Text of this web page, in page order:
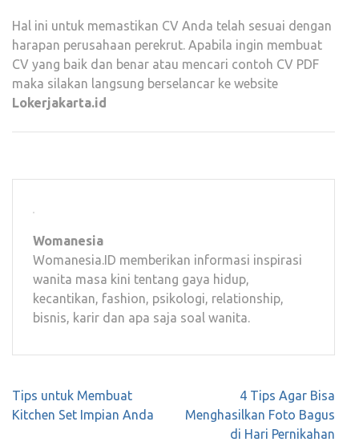
Hal ini untuk memastikan CV Anda telah sesuai dengan
harapan perusahaan perekrut. Apabila ingin membuat
CV yang baik dan benar atau mencari contoh CV PDF
maka silakan langsung berselancar ke website
Lokerjakarta.id
Womanesia
Womanesia.ID memberikan informasi inspirasi
wanita masa kini tentang gaya hidup,
kecantikan, fashion, psikologi, relationship,
bisnis, karir dan apa saja soal wanita.
Navigasi
pos
Tips untuk Membuat
Kitchen Set Impian Anda
4 Tips Agar Bisa
Menghasilkan Foto Bagus
di Hari Pernikahan